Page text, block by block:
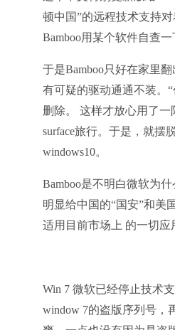
顿中国”的远程技术支持
Bamboo用某个软件自查
于是Bamboo只好在家里
有可疑的驱动通通不装。
删除。 这样才放心用了
surface旅行。于是，就摆
windows10。
Bamboo是不明白微软为
明显给中国的“国安”和美
适用目前市场上 的一切应
Win 7 微软已经停止技术
window 7的盗版序列号，